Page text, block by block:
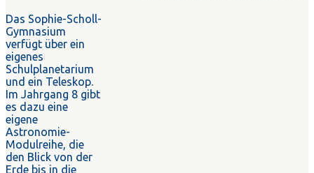
Das Sophie-Scholl-
Gymnasium
verfügt über ein
eigenes
Schulplanetarium
und ein Teleskop.
Im Jahrgang 8 gibt
es dazu eine
eigene
Astronomie-
Modulreihe, die
den Blick von der
Erde bis in die